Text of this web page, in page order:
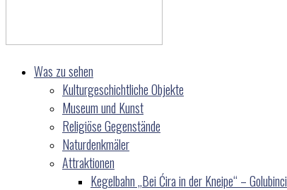
Was zu sehen
Kulturgeschichtliche Objekte
Museum und Kunst
Religiöse Gegenstände
Naturdenkmäler
Attraktionen
Kegelbahn „Bei Ćira in der Kneipe“ – Golubinci